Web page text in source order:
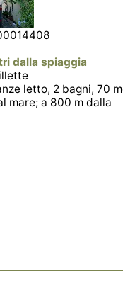
dalla spiaggia
letto, 2 bagni, 70
mare; a 800 m dalla